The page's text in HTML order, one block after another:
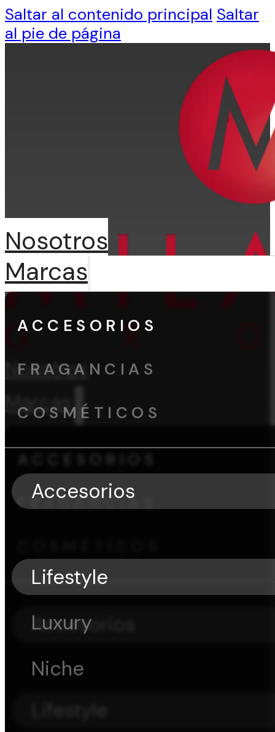
Saltar al contenido principal Saltar
al pie de página
Nosotros
Marcas
ACCESORIOS
FRAGANCIAS
Accesorios
Nosotros
Marcas
ACCESORIOS
FRAGANCIAS
COSMÉTICOS
Accesorios
Lifestyle
Luxury
Niche